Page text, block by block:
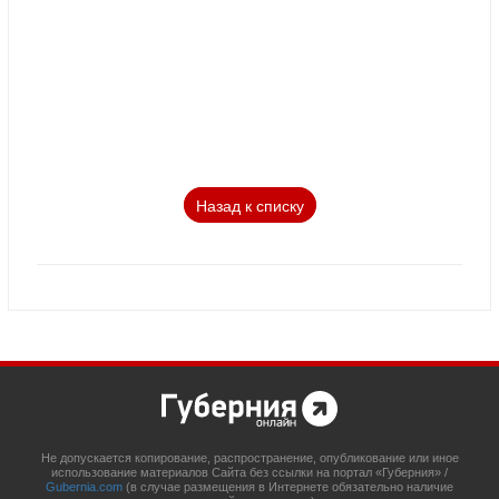
Назад к списку
Не допускается копирование, распространение, опубликование или иное
использование материалов Сайта без ссылки на портал «Губерния» /
Gubernia.com (в случае размещения в Интернете обязательно наличие